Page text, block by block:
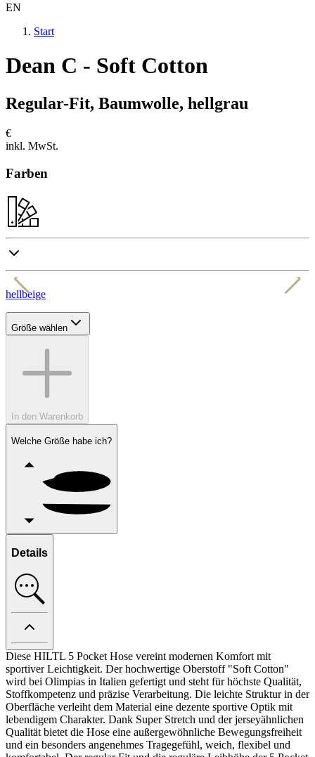
EN
Start
Dean C - Soft Cotton
Regular-Fit, Baumwolle, hellgrau
€
inkl. MwSt.
Farben
hellbeige
Größe wählen
In den Warenkorb
Welche Größe habe ich?
Details
Diese HILTL 5 Pocket Hose vereint modernen Komfort mit
sportiver Leichtigkeit. Der hochwertige Oberstoff "Soft Cotton"
wird bei Olimpias in Italien gefertigt und steht für höchste Qualität,
Stoffkompetenz und präzise Verarbeitung. Die leichte Struktur in der
Oberfläche verleiht dem Material eine dezente sportive Optik mit
lebendigem Charakter. Dank Super Stretch und der jerseyähnlichen
Qualität bietet die Hose eine außergewöhnliche Bewegungsfreiheit
und ein besonders angenehmes Tragegefühl, weich, flexibel und